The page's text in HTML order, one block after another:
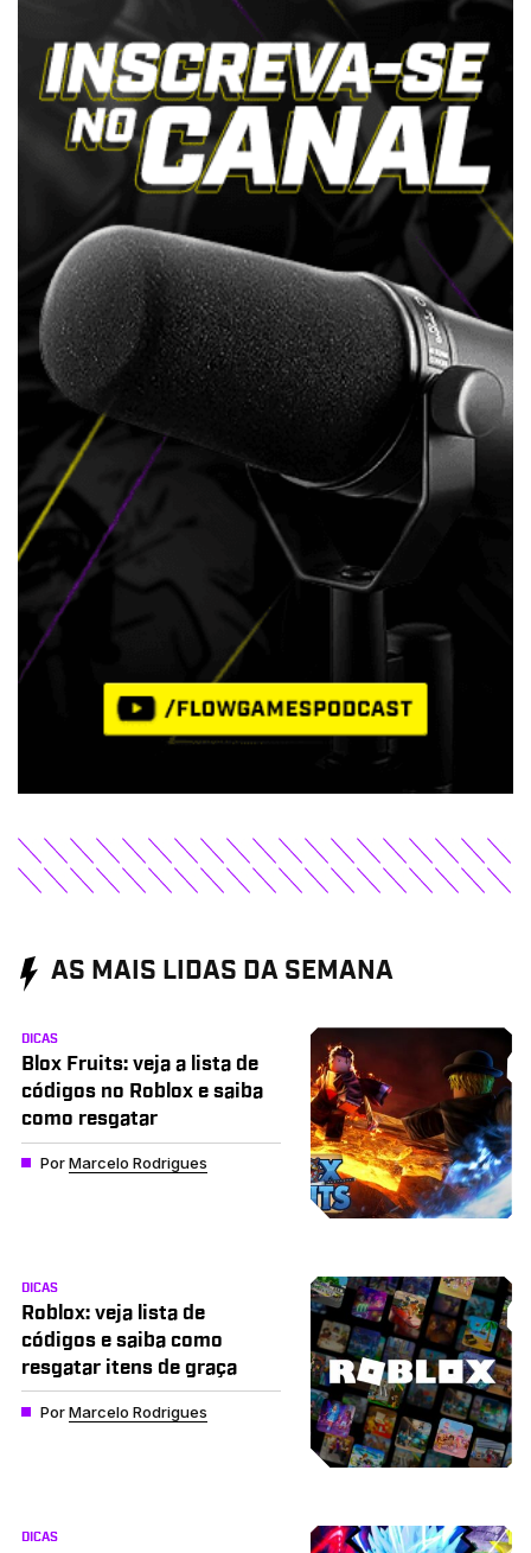
AS MAIS LIDAS DA SEMANA
DICAS
Blox Fruits: veja a lista de
códigos no Roblox e saiba
como resgatar
PorMarcelo Rodrigues
DICAS
Roblox: veja lista de
códigos e saiba como
resgatar itens de graça
PorMarcelo Rodrigues
DICAS